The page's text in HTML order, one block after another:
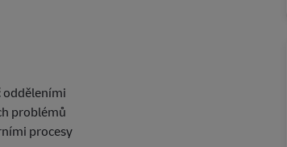
odděleními
problémů
procesy